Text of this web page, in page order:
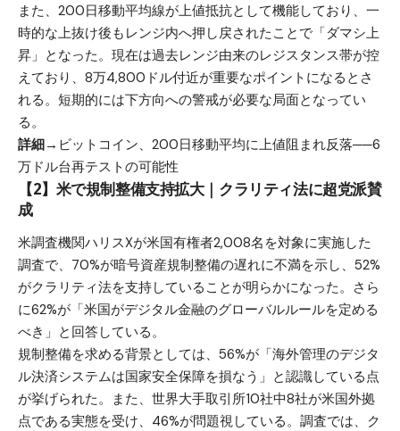
また、200日移動平均線が上値抵抗として機能しており、一
時的な上抜け後もレンジ内へ押し戻されたことで「ダマシ上
昇」となった。現在は過去レンジ由来のレジスタンス帯が控
えており、8万4,800ドル付近が重要なポイントになるとさ
れる。短期的には下方向への警戒が必要な局面となってい
る。
詳細→ ビットコイン、200日移動平均に上値阻まれ反落──6
万ドル台再テストの可能性
【2】米で規制整備支持拡大｜クラリティ法に超党派賛
成
米調査機関ハリスXが米国有権者2,008名を対象に実施した
調査で、70%が暗号資産規制整備の遅れに不満を示し、52%
がクラリティ法を支持していることが明らかになった。さら
に62%が「米国がデジタル金融のグローバルルールを定める
べき」と回答している。
規制整備を求める背景としては、56%が「海外管理のデジタ
ル決済システムは国家安全保障を損なう」と認識している点
が挙げられた。また、世界大手取引所10社中8社が米国外拠
点である実態を受け、46%が問題視している。調査では、ク